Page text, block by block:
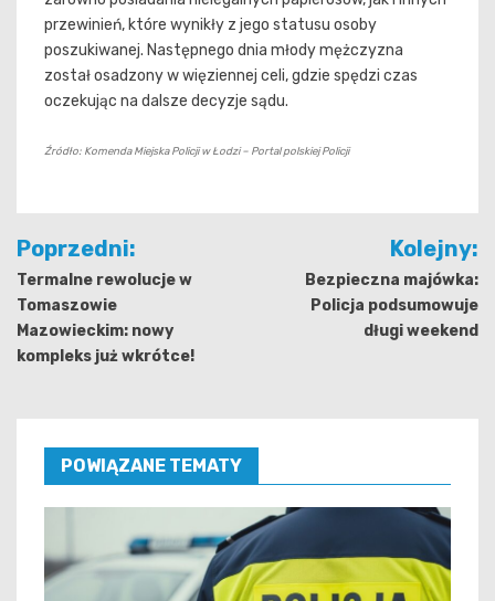
przewinień, które wynikły z jego statusu osoby
poszukiwanej. Następnego dnia młody mężczyzna
został osadzony w więziennej celi, gdzie spędzi czas
oczekując na dalsze decyzje sądu.
Źródło: Komenda Miejska Policji w Łodzi – Portal polskiej Policji
Nawigacja
wpisu
Poprzedni:
Termalne rewolucje w
Tomaszowie
Mazowieckim: nowy
kompleks już wkrótce!
Kolejny:
Bezpieczna majówka:
Policja podsumowuje
długi weekend
POWIĄZANE TEMATY